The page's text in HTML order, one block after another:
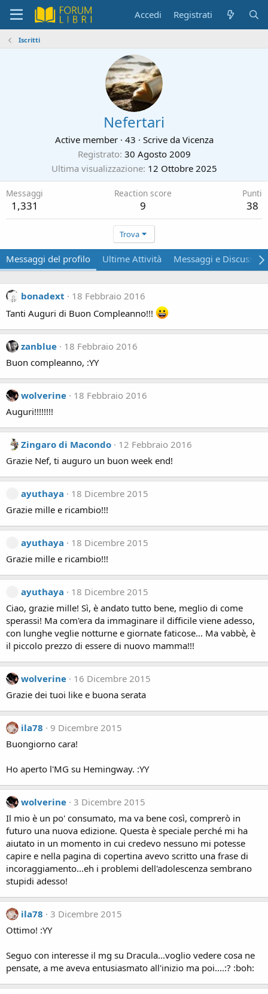
Accedi Registrati
Iscritti
Nefertari
Active member · 43 · Scrive da Vicenza
Registrato 30 Agosto 2009
Ultima visualizzazione 12 Ottobre 2025
Messaggi
1,331
Reaction score
9
Punti
38
Trova
Messaggi del profilo Ultime Attività Messaggi e
bonadext
18 Febbraio 2016
Tanti Auguri di Buon Compleanno!!!
zanblue
18 Febbraio 2016
Buon compleanno, :YY
wolverine
18 Febbraio 2016
Auguri!!!!!!!!
Zingaro di Macondo
12 Febbraio 2016
Grazie Nef, ti auguro un buon week end!
ayuthaya
18 Dicembre 2015
Grazie mille e ricambio!!!
ayuthaya
18 Dicembre 2015
Grazie mille e ricambio!!!
ayuthaya
18 Dicembre 2015
Ciao, grazie mille! Sì, è andato tutto bene, meglio di come
sperassi! Ma com'era da immaginare il difficile viene adesso,
con lunghe veglie notturne e giornate faticose... Ma vabbè, è
il piccolo prezzo di essere di nuovo mamma!!!
wolverine
16 Dicembre 2015
Grazie dei tuoi like e buona serata
ila78
9 Dicembre 2015
Buongiorno cara!
Ho aperto l'MG su Hemingway. :YY
wolverine 3 Dicembre 2015
Il mio è un po' consumato, ma va bene così, comprerò in
futuro una nuova edizione. Questa è speciale perché mi ha
aiutato in un momento in cui credevo nessuno mi potesse
capire e nella pagina di copertina avevo scritto una frase di
incoraggiamento...eh i problemi dell'adolescenza sembrano
stupidi adesso!
ila78
3 Dicembre 2015
Ottimo! :YY
Seguo con interesse il mg su Dracula...voglio vedere cosa ne
pensate, a me aveva entusiasmato all'inizio ma poi....:? :boh: